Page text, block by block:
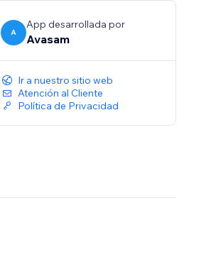
A
App desarrollada por
Avasam
Ir a nuestro sitio web
Atención al Cliente
Política de Privacidad